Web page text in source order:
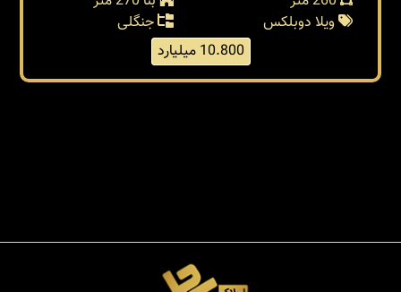
خرید ویلای شیک و مدرن دوبلکس در بخش
سیسنگان
سیسنگان / بخش سیسنگان
کد: 38014